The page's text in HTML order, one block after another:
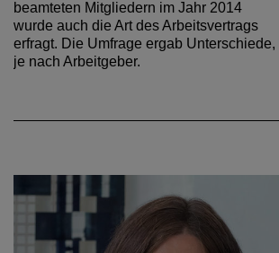
beamteten Mitgliedern im Jahr 2014
wurde auch die Art des Arbeitsvertrags
erfragt. Die Umfrage ergab Unterschiede,
je nach Arbeitgeber.